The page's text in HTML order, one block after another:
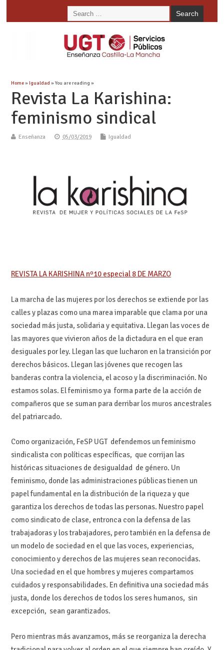
Home»Igualdad » You are reading »
Revista La Karishina:
feminismo sindical
Enseñanza 05/03/2019 Igualdad
REVISTA LA KARISHINA nº10 especial 8 DE MARZO
La marcha de las mujeres por los derechos se extiende por las
calles y plazas como una marea imparable que clama por una
sociedad más justa, solidaria y equitativa. Llegan las voces de
las mayores que vivieron años de la dictadura en el que eran
desiguales por ley. Llegan las que lucharon en la transición por
derechos básicos. Llegan las jóvenes que recogen las
banderas contra la violencia, el acoso y la discriminación. No
estamos solas. El feminismo ya forma parte de la acción de
compañeros que se suman para derribar los muros ancestrales
del patriarcado.
Como organización, FeSP UGT defendemos un feminismo
sindicalista con políticas específicas, que corrijan las
históricas situaciones de desigualdad de género. Un
feminismo, donde las administraciones públicas tienen un
papel fundamental en la distribución de la riqueza y que
garantiza los derechos de todas las personas. Nuestro papel
como sindicato de clase, entronca con la defensa de las
trabajadoras y los trabajadores, pero también en la defensa de
un modelo de sociedad en el que las voces, experiencias,
conocimiento y derechos de las mujeres sean reconocidas.
Una sociedad en el que hombres y mujeres compartamos
cuidados y responsabilidades. En definitiva una sociedad más
justa, donde los derechos de todos los seres humanos, sin
excepción, sean garantizados.
Pero mientras más avanzamos, más se reorganiza la derecha